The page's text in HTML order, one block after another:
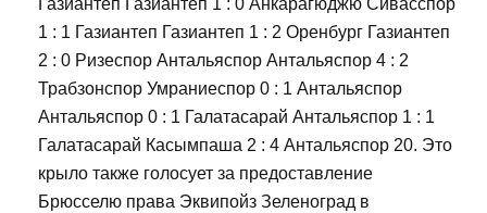
Газиантеп Газиантеп 1 : 0 Анкарагюджю Сивасспор
1 : 1 Газиантеп Газиантеп 1 : 2 Оренбург Газиантеп
2 : 0 Ризеспор Антальяспор Антальяспор 4 : 2
Трабзонспор Умраниеспор 0 : 1 Антальяспор
Антальяспор 0 : 1 Галатасарай Антальяспор 1 : 1
Галатасарай Касымпаша 2 : 4 Антальяспор 20. Это
крыло также голосует за предоставление
Брюсселю права Эквипойз Зеленоград в